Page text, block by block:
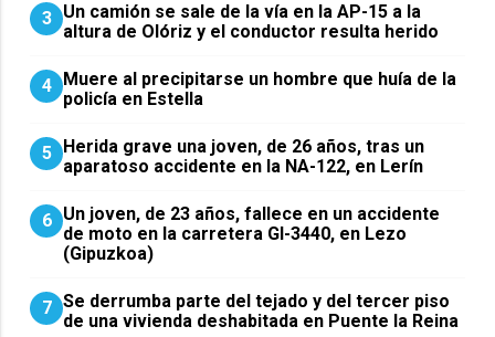
3 Un camión se sale de la vía en la AP-15 a la
altura de Olóriz y el conductor resulta herido
4
Muere al precipitarse un hombre que huía de la
policía en Estella
5
Herida grave una joven, de 26 años, tras un
aparatoso accidente en la NA-122, en Lerín
6 Un joven, de 23 años, fallece en un accidente
de moto en la carretera GI-3440, en Lezo
(Gipuzkoa)
7 Se derrumba parte del tejado y del tercer piso
de una vivienda deshabitada en Puente la Reina